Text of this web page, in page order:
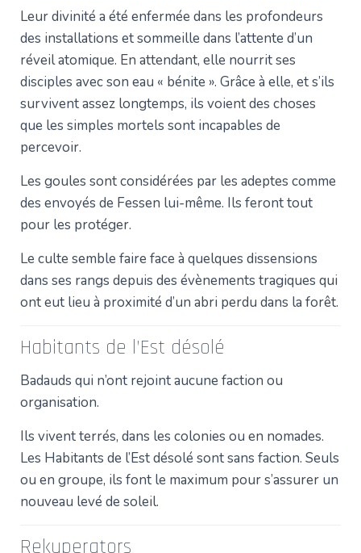
Leur divinité a été enfermée dans les profondeurs
des installations et sommeille dans l’attente d’un
réveil atomique. En attendant, elle nourrit ses
disciples avec son eau « bénite ». Grâce à elle, et s’ils
survivent assez longtemps, ils voient des choses
que les simples mortels sont incapables de
percevoir.
Les goules sont considérées par les adeptes comme
des envoyés de Fessen lui-même. Ils feront tout
pour les protéger.
Le culte semble faire face à quelques dissensions
dans ses rangs depuis des évènements tragiques qui
ont eut lieu à proximité d’un abri perdu dans la forêt.
Habitants de l’Est désolé
Badauds qui n’ont rejoint aucune faction ou
organisation.
Ils vivent terrés, dans les colonies ou en nomades.
Les Habitants de l’Est désolé sont sans faction. Seuls
ou en groupe, ils font le maximum pour s’assurer un
nouveau levé de soleil.
Rekuperators